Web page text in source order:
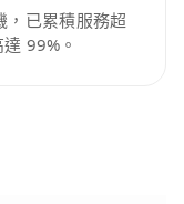
，已累積服務超
99%。